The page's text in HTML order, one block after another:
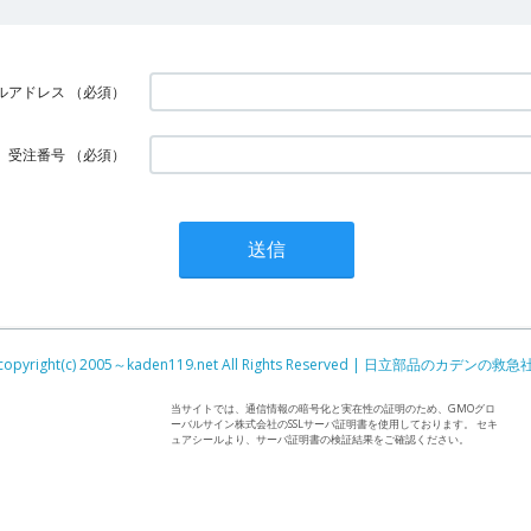
アドレス （必須）
受注番号 （必須）
2005～kaden119.net All Rights Reserved | 日立部品のカデンの救急
当サイトでは、通信情報の暗号化と実在性の証明のため、GMOグロ
ーバルサイン株式会社のSSLサーバ証明書を使用しております。 セキ
ュアシールより、サーバ証明書の検証結果をご確認ください。